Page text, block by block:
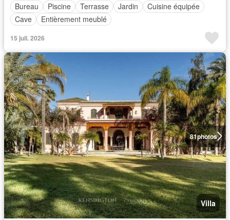
Bureau
Piscine Terrasse Jardin
Cuisine équipée
Cave
Entièrement meublé
15 juil. 2026
81photos
Villa